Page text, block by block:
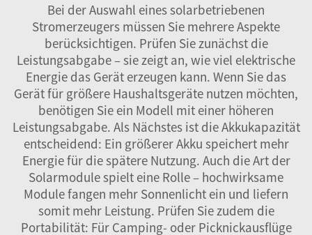
Bei der Auswahl eines solarbetriebenen
Stromerzeugers müssen Sie mehrere Aspekte
berücksichtigen. Prüfen Sie zunächst die
Leistungsabgabe – sie zeigt an, wie viel elektrische
Energie das Gerät erzeugen kann. Wenn Sie das
Gerät für größere Haushaltsgeräte nutzen möchten,
benötigen Sie ein Modell mit einer höheren
Leistungsabgabe. Als Nächstes ist die Akkukapazität
entscheidend: Ein größerer Akku speichert mehr
Energie für die spätere Nutzung. Auch die Art der
Solarmodule spielt eine Rolle – hochwirksame
Module fangen mehr Sonnenlicht ein und liefern
somit mehr Leistung. Prüfen Sie zudem die
Portabilität: Für Camping- oder Picknickausflüge